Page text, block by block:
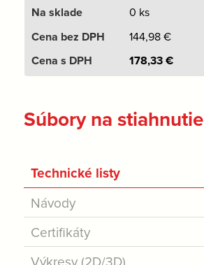
0 ks
144,98€
178,33€
Súbory na stiahnutie
Technické listy
Návody
Certifikáty
Výkresy (2D/3D)